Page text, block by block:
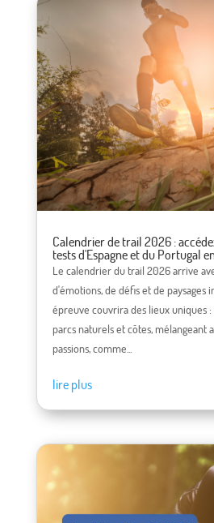
Calendrier de trail 2026 :
tests d'Espagne et du Portugal
Le calendrier du trail 2026 arrive
d'émotions, de défis et de paysages
épreuve couvrira des lieux uniques :
parcs naturels et côtes, mélangeant
passions, comme...
lire plus